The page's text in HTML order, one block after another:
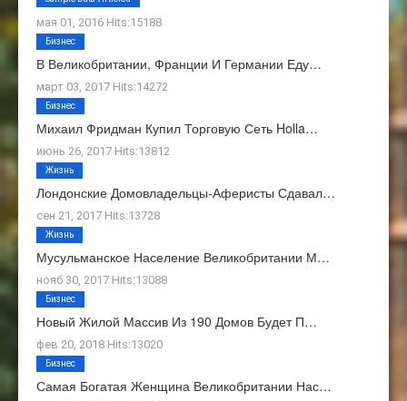
мая 01, 2016 Hits:15188
В Великобритании, Франции И Германии Еду…
март 03, 2017 Hits:14272
Бизнес
Михаил Фридман Купил Торговую Сеть Holla…
июнь 26, 2017 Hits:13812
Бизнес
Лондонские Домовладельцы-Аферисты Сдавал…
сен 21, 2017 Hits:13728
Жизнь
Мусульманское Население Великобритании М…
нояб 30, 2017 Hits:13088
Жизнь
Новый Жилой Массив Из 190 Домов Будет П…
фев 20, 2018 Hits:13020
Бизнес
Самая Богатая Женщина Великобритании Нас…
Бизнес